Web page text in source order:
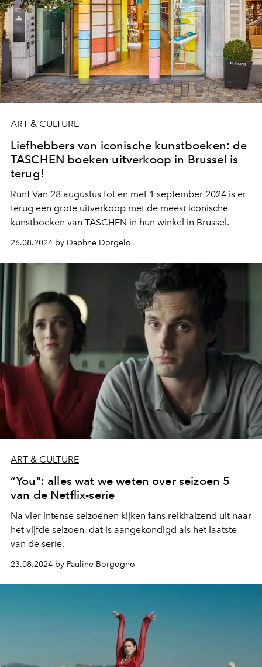
ART & CULTURE
Liefhebbers van iconische kunstboeken: de
TASCHEN boeken uitverkoop in Brussel is
terug!
Run! Van 28 augustus tot en met 1 september 2024 is er
terug een grote uitverkoop met de meest iconische
kunstboeken van TASCHEN in hun winkel in Brussel.
26.08.2024 by Daphne Dorgelo
ART & CULTURE
“You": alles wat we weten over seizoen 5
van de Netflix-serie
Na vier intense seizoenen kijken fans reikhalzend uit naar
het vijfde seizoen, dat is aangekondigd als het laatste
van de serie.
23.08.2024 by Pauline Borgogno